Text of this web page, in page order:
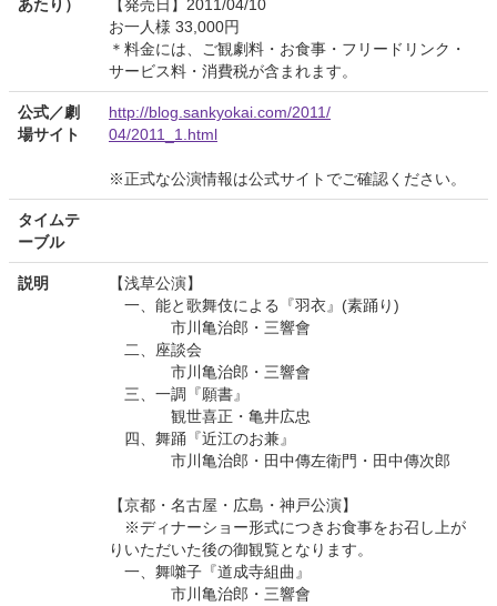
あたり）
【発売日】2011/04/10
お一人様 33,000円
＊料金には、ご観劇料・お食事・フリードリンク・
サービス料・消費税が含まれます。
公式／劇
場サイト
http://blog.sankyokai.com/2011/
04/2011_1.html
※正式な公演情報は公式サイトでご確認ください。
タイムテ
ーブル
説明
【浅草公演】
一、能と歌舞伎による『羽衣』(素踊り)
市川亀治郎・三響會
二、座談会
市川亀治郎・三響會
三、一調『願書』
観世喜正・亀井広忠
四、舞踊『近江のお兼』
市川亀治郎・田中傳左衛門・田中傳次郎
【京都・名古屋・広島・神戸公演】
※ディナーショー形式につきお食事をお召し上が
りいただいた後の御観覧となります。
一、舞囃子『道成寺組曲』
市川亀治郎・三響會